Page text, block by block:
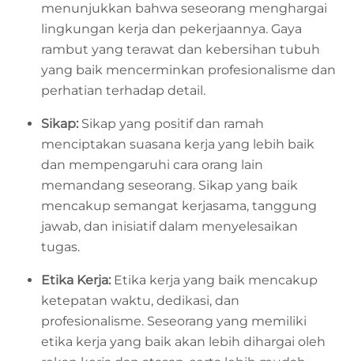
menunjukkan bahwa seseorang menghargai
lingkungan kerja dan pekerjaannya. Gaya
rambut yang terawat dan kebersihan tubuh
yang baik mencerminkan profesionalisme dan
perhatian terhadap detail.
Sikap: Sikap yang positif dan ramah
menciptakan suasana kerja yang lebih baik
dan mempengaruhi cara orang lain
memandang seseorang. Sikap yang baik
mencakup semangat kerjasama, tanggung
jawab, dan inisiatif dalam menyelesaikan
tugas.
Etika Kerja: Etika kerja yang baik mencakup
ketepatan waktu, dedikasi, dan
profesionalisme. Seseorang yang memiliki
etika kerja yang baik akan lebih dihargai oleh